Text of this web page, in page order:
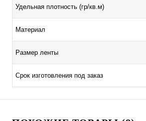
Удельная плотность (гр/кв.м)
Материал
Размер ленты
Срок изготовления под заказ